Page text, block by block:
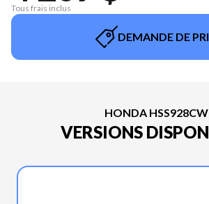
Tous frais inclus
DEMANDE DE
HONDA HSS928CW
VERSIONS